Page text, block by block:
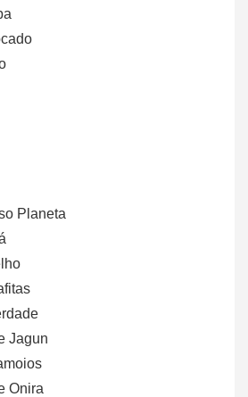
Planeta
Jagun
Onira